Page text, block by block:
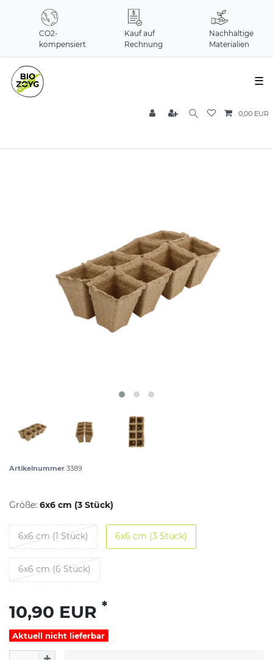
CO2-
kompensiert
Kauf auf
Rechnung
Nachhaltige
Materialien
☰
0,00 EUR
Artikelnummer 3389
Größe: 6x6 cm (3 Stück)
6x6 cm (1 Stück) 6x6 cm (3 Stück)
6x6 cm (6 Stück)
10,90 EUR *
Aktuell nicht lieferbar